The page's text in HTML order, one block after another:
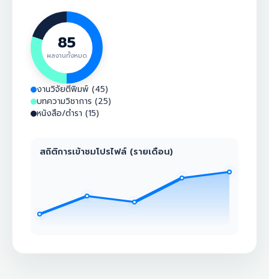
85
ผลงานทั้งหมด
งานวิจัยตีพิมพ์ (45)
บทความวิชาการ (25)
หนังสือ/ตำรา (15)
สถิติการเข้าชมโปรไฟล์ (รายเดือน)